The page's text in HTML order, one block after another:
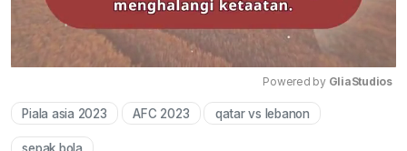
Powered by GliaStudios
Piala asia 2023 AFC 2023 qatar vs lebanon
sepak bola